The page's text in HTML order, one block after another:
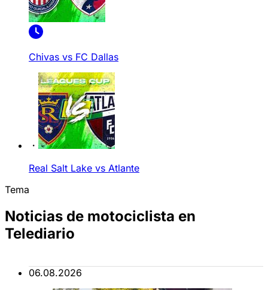
Chivas vs FC Dallas
Real Salt Lake vs Atlante
Tema
Noticias de motociclista en
Telediario
06.08.2026